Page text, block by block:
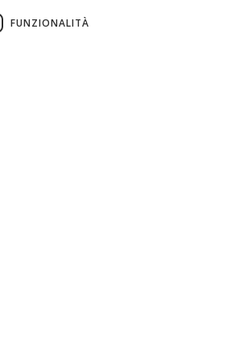
FUNZIONALITÀ